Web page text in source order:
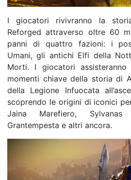
I giocatori rivivranno la
Reforged attraverso oltre 60
panni di quattro fazioni: i
Umani, gli antichi Elfi della
Morti. I giocatori
momenti chiave della storia di
della Legione Infuocata
scoprendo le origini di iconici
Jaina Marefiero, Sylvanas
Grantempesta e altri ancora.